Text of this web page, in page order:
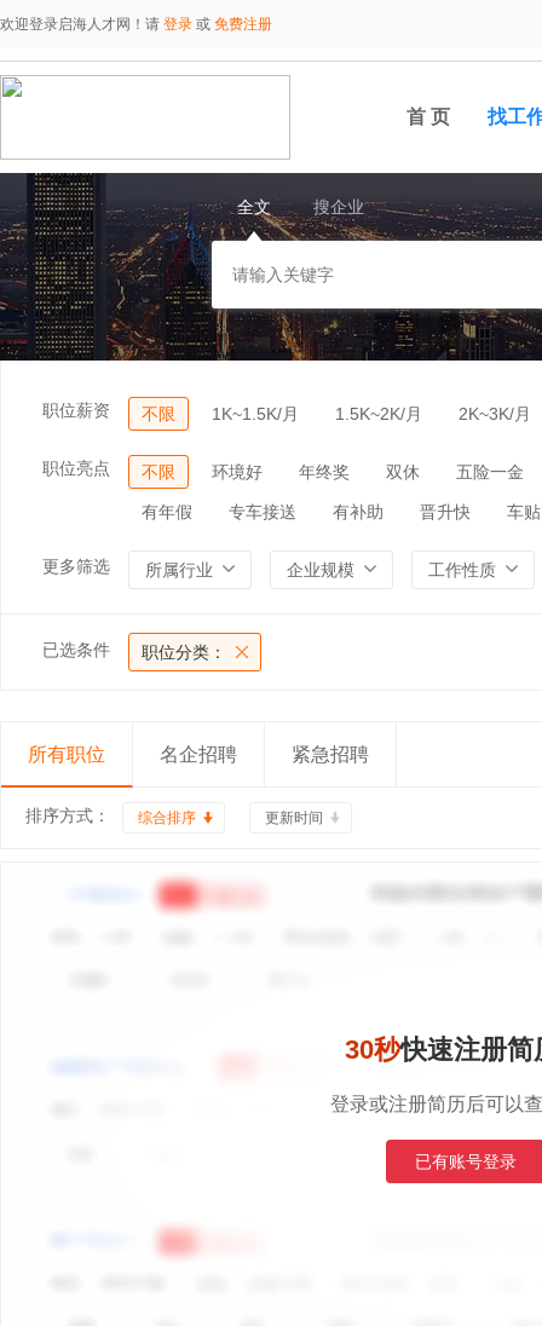
欢迎登录启海人才网！请 登录 或 免费注册
首 页 找工
全文 搜企业
职位薪资 不限 1K~1.5K/月 1.5K~2K/月 2K~3K/月
职位亮点 不限 环境好 年终奖 双休 五险一金
有年假 专车接送 有补助 晋升快 车贴
更多筛选 所属行业 企业规模 工作性质
已选条件 职位分类：
所有职位 名企招聘 紧急招聘
排序方式： 综合排序 更新时间
30秒快速注册简
登录或注册简历后可以
已有账号登录